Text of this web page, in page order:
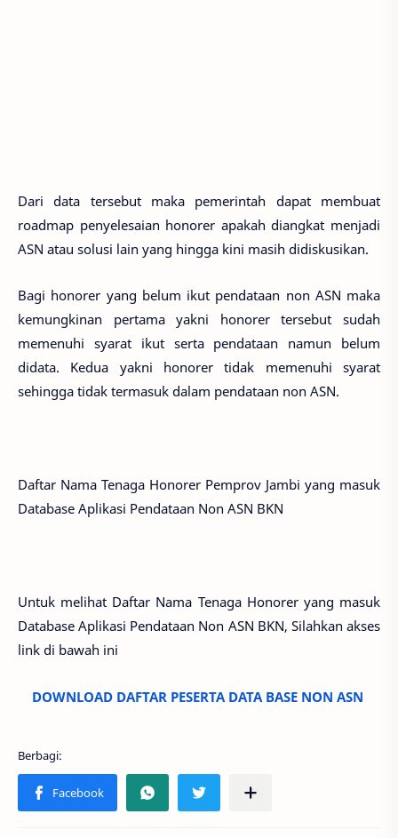
Dari data tersebut maka pemerintah dapat membuat
roadmap penyelesaian honorer apakah diangkat menjadi
ASN atau solusi lain yang hingga kini masih didiskusikan.
Bagi honorer yang belum ikut pendataan non ASN maka
kemungkinan pertama yakni honorer tersebut sudah
memenuhi syarat ikut serta pendataan namun belum
didata. Kedua yakni honorer tidak memenuhi syarat
sehingga tidak termasuk dalam pendataan non ASN.
Daftar Nama Tenaga Honorer Pemprov Jambi yang masuk
Database Aplikasi Pendataan Non ASN BKN
Untuk melihat Daftar Nama Tenaga Honorer yang masuk
Database Aplikasi Pendataan Non ASN BKN, Silahkan akses
link di bawah ini
DOWNLOAD DAFTAR PESERTA DATA BASE NON ASN